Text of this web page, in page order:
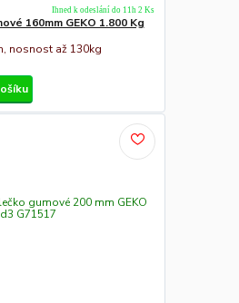
160mm GEKO 1.800 Kg
nosnost až 130kg
Ihned k odeslání do 11h 2 Ks